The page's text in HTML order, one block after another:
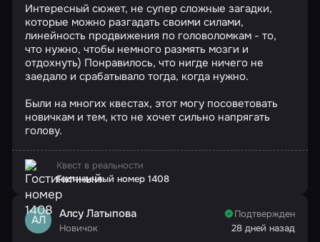
Интересный сюжет, не супер сложные загадки,
которые можно разгадать своими силами,
линейность продвижения по головоломкам - то,
что нужно, чтобы немного размять мозги и
отдохнуть) Понравилось, что нигде ничего не
заедало и срабатывало тогда, когда нужно.
Были на многих квестах, этот могу посоветовать
новичкам и тем, кто не хочет сильно напрягать
голову.
Квест в реальности
Гостиничный номер 1408
АЛ Алсу Латыпова
Новичок
Подтвержден
28 дней назад